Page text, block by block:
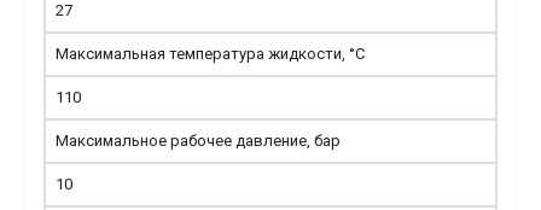
27
Максимальная температура жидкости, °С
110
Максимальное рабочее давление, бар
10